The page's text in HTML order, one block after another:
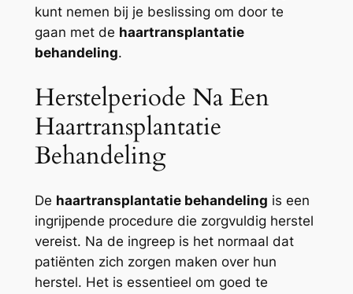
kunt nemen bij je beslissing om door te
gaan met de haartransplantatie
behandeling.
Herstelperiode Na Een
Haartransplantatie
Behandeling
De haartransplantatie behandeling is een
ingrijpende procedure die zorgvuldig herstel
vereist. Na de ingreep is het normaal dat
patiënten zich zorgen maken over hun
herstel. Het is essentieel om goed te